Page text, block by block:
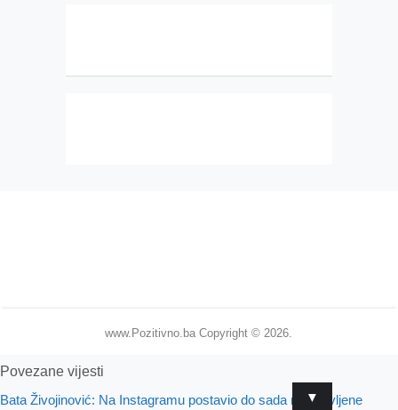
www.Pozitivno.ba Copyright © 2026.
▼
Povezane vijesti
Bata Živojinović: Na Instagramu postavio do sada neobjavljene